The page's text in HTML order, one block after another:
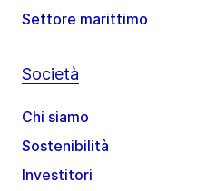
Settore marittimo
Società
Chi siamo
Sostenibilità
Investitori